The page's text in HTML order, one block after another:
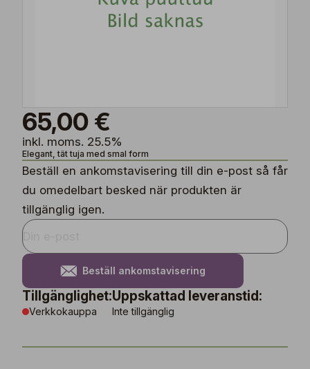
65,00 €
inkl. moms. 25.5%
Elegant, tät tuja med smal form
Beställ en ankomstavisering till din e-post så får
du omedelbart besked när produkten är
tillgänglig igen.
Beställ ankomstavisering
Tillgänglighet:
Verkkokauppa
Uppskattad leveranstid:
Inte tillgänglig